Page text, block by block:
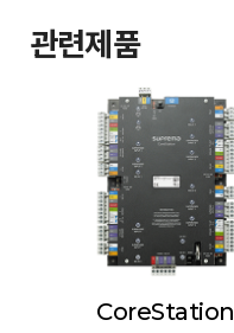
관련제품
CoreStation